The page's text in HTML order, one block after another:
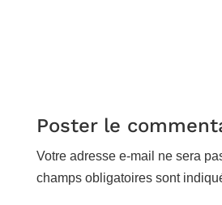
Poster le
Votre adresse e-mail ne sera
champs obligatoires sont